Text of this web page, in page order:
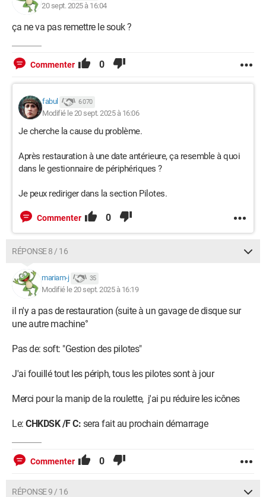
20 sept. 2025 à 16:04
ça ne va pas remettre le souk ?
Commenter 0
fabul 6 070
Modifié le 20 sept. 2025 à 16:06
Je cherche la cause du problème.
Après restauration à une date antérieure, ça resemble à quoi
dans le gestionnaire de périphériques ?
Je peux rediriger dans la section Pilotes.
Commenter 0
RÉPONSE 8 / 16
mariam-j 35
Modifié le 20 sept. 2025 à 16:19
il n'y a pas de restauration (suite à un gavage de disque sur
une autre machine°
Pas de: soft: "Gestion des pilotes"
J'ai fouillé tout les périph, tous les pilotes sont à jour
Merci pour la manip de la roulette, j'ai pu réduire les icônes
Le: CHKDSK /F C: sera fait au prochain démarrage
Commenter 0
RÉPONSE 9 / 16